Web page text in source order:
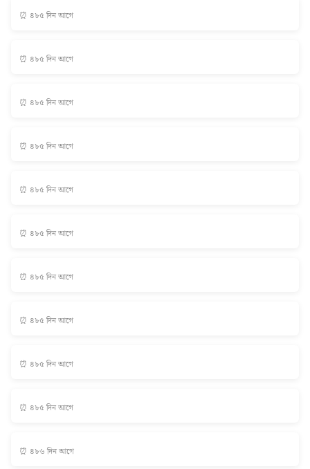
⏰ ৪৮৫ দিন আগে
⏰ ৪৮৫ দিন আগে
⏰ ৪৮৫ দিন আগে
⏰ ৪৮৫ দিন আগে
⏰ ৪৮৫ দিন আগে
⏰ ৪৮৫ দিন আগে
⏰ ৪৮৫ দিন আগে
⏰ ৪৮৫ দিন আগে
⏰ ৪৮৫ দিন আগে
⏰ ৪৮৫ দিন আগে
⏰ ৪৮৬ দিন আগে